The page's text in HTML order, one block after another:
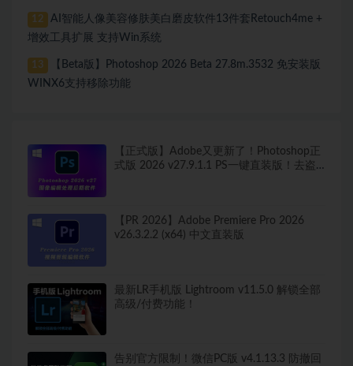
12
AI智能人像美容修肤美白磨皮软件13件套Retouch4me +
增效工具扩展 支持Win系统
13
【Beta版】Photoshop 2026 Beta 27.8m.3532 免安装版
WINX6支持移除功能
【正式版】Adobe又更新了！Photoshop正
式版 2026 v27.9.1.1 PS一键直装版！去盗
【PR 2026】Adobe Premiere Pro 2026
v26.3.2.2 (x64) 中文直装版
最新LR手机版 Lightroom v11.5.0 解锁全部
高级/付费功能！
告别官方限制！微信PC版 v4.1.13.3 防撤回